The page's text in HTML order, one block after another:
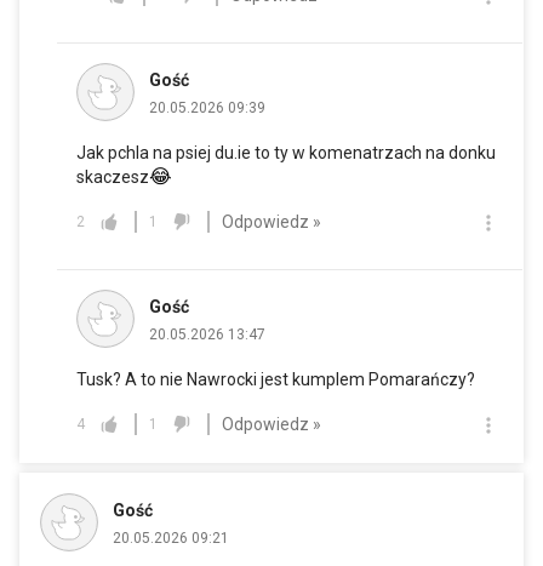
Gość
20.05.2026 09:39
Jak pchla na psiej du.ie to ty w komenatrzach na donku
skaczesz😂
2 1 Odpowiedz »
Gość
20.05.2026 13:47
Tusk? A to nie Nawrocki jest kumplem Pomarańczy?
4 1 Odpowiedz »
Gość
20.05.2026 09:21